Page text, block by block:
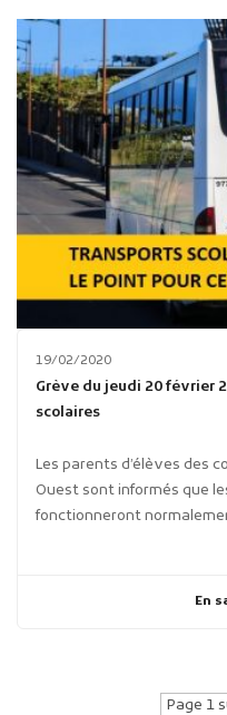
19/02/2020
Grève du jeudi 20 février
scolaires
Les parents d’élèves des
Ouest sont informés que
fonctionneront
En
Page 1